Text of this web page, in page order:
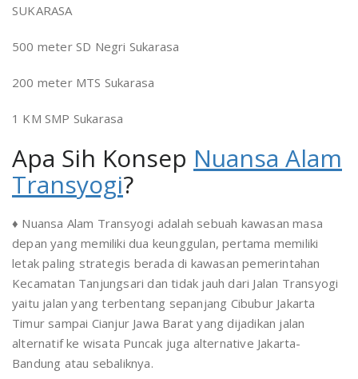
SUKARASA
500 meter SD Negri Sukarasa
200 meter MTS Sukarasa
1 KM SMP Sukarasa
Apa Sih Konsep Nuansa Alam
Transyogi?
♦ Nuansa Alam Transyogi adalah sebuah kawasan masa
depan yang memiliki dua keunggulan, pertama memiliki
letak paling strategis berada di kawasan pemerintahan
Kecamatan Tanjungsari dan tidak jauh dari Jalan Transyogi
yaitu jalan yang terbentang sepanjang Cibubur Jakarta
Timur sampai Cianjur Jawa Barat yang dijadikan jalan
alternatif ke wisata Puncak juga alternative Jakarta-
Bandung atau sebaliknya.